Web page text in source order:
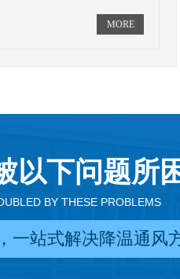
以下问题所
BY THESE PROBLEMS
一站式解决降温通风